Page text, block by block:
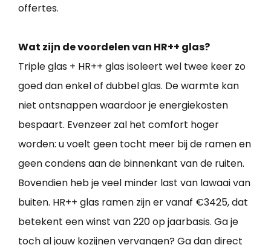
offertes.
Wat zijn de voordelen van HR++ glas?
Triple glas + HR++ glas isoleert wel twee keer zo
goed dan enkel of dubbel glas. De warmte kan
niet ontsnappen waardoor je energiekosten
bespaart. Evenzeer zal het comfort hoger
worden: u voelt geen tocht meer bij de ramen en
geen condens aan de binnenkant van de ruiten.
Bovendien heb je veel minder last van lawaai van
buiten. HR++ glas ramen zijn er vanaf €3425, dat
betekent een winst van 220 op jaarbasis. Ga je
toch al jouw kozijnen vervangen? Ga dan direct